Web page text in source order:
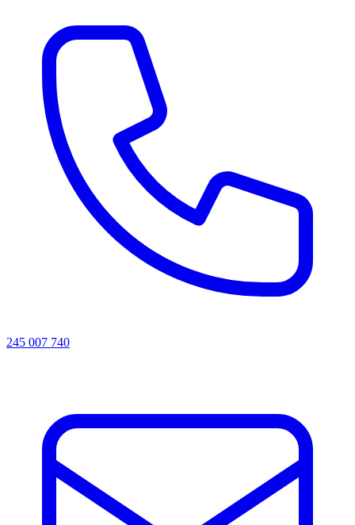
245 007 740